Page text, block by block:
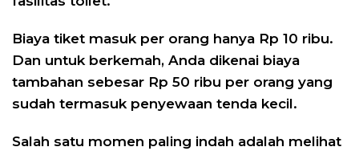
Biaya tiket masuk per orang hanya Rp 10 ribu.
Dan untuk berkemah, Anda dikenai biaya
tambahan sebesar Rp 50 ribu per orang yang
sudah termasuk penyewaan tenda kecil.
Salah satu momen paling indah adalah melihat